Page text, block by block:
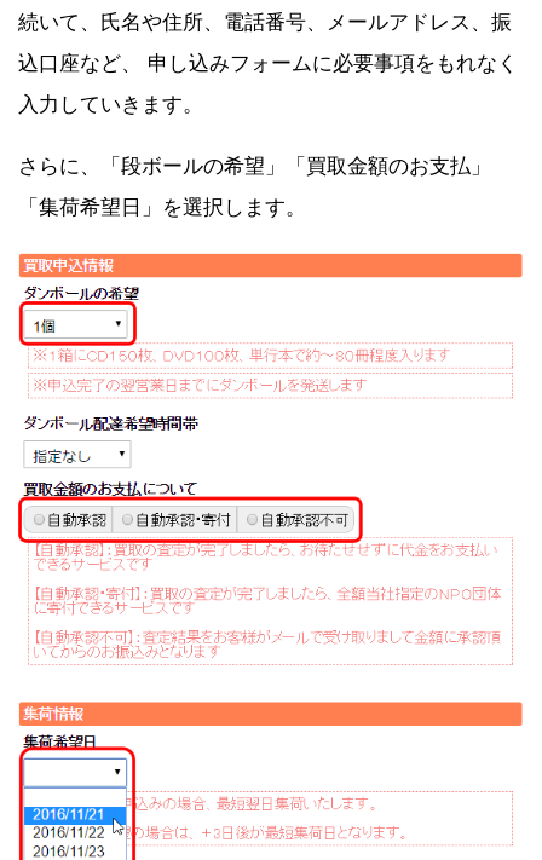
続いて、氏名や住所、電話番号、メールアドレス、振
込口座など、 申し込みフォームに必要事項をもれなく
入力していきます。
さらに、「段ボールの希望」「買取金額のお支払」
「集荷希望日」を選択します。